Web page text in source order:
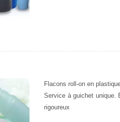
Flacons roll-on en
Service à guichet unique.
rigoureux